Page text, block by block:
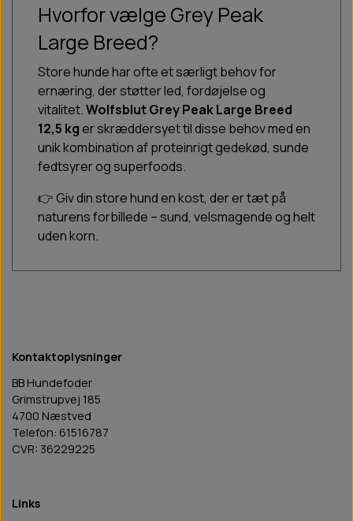
Hvorfor vælge Grey Peak
Large Breed?
Store hunde har ofte et særligt behov for
ernæring, der støtter led, fordøjelse og
vitalitet.Wolfsblut Grey Peak Large Breed
12,5 kger skræddersyet til disse behov med en
unik kombination af proteinrigt gedekød, sunde
fedtsyrer og superfoods.
👉 Giv din store hund en kost, der er tæt på
naturens forbillede – sund, velsmagende og helt
uden korn.
Kontaktoplysninger
BB Hundefoder
Grimstrupvej 185
4700 Næstved
Telefon: 61516787
CVR: 36229225
Links